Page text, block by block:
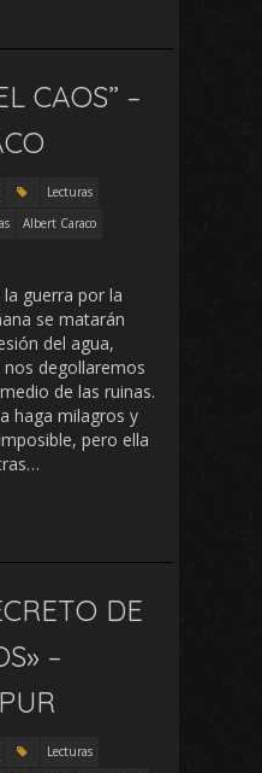
CAOS” –
Lecturas
Albert Caraco
guerra por la
se matarán
del agua,
degollaremos
de las ruinas.
haga milagros y
pero ella
DE
–
Lecturas